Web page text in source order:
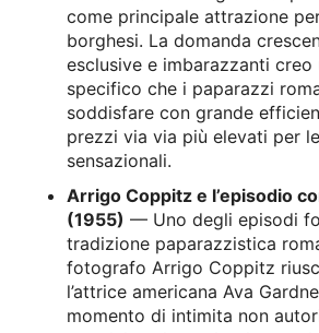
come principale attrazione
borghesi. La domanda
esclusive e imbarazzanti creo
specifico che i paparazzi
soddisfare con grande
prezzi via via più elevati per
sensazionali.
Arrigo Coppitz e l’episodio
(1955) — Uno degli episodi
tradizione paparazzistica
fotografo Arrigo Coppitz
l’attrice americana Ava
momento di intimita non